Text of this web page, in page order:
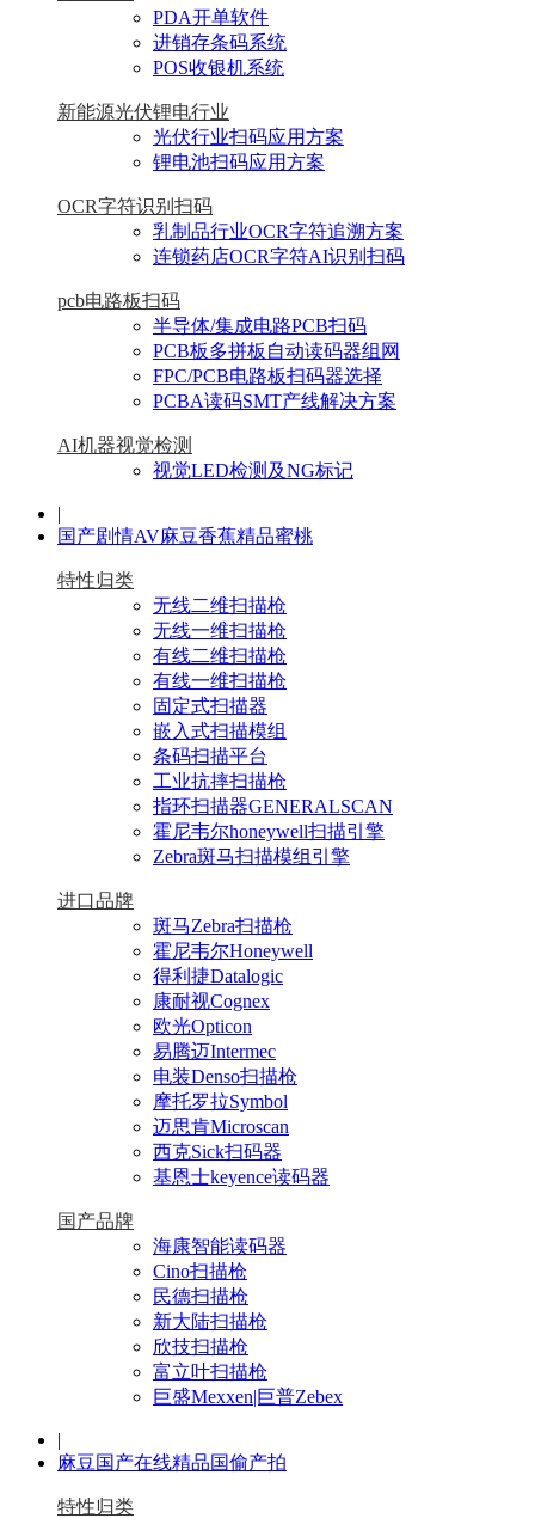
PDA开单软件
进销存条码系统
POS收银机系统
新能源光伏锂电行业
光伏行业扫码应用方案
锂电池扫码应用方案
OCR字符识别扫码
乳制品行业OCR字符追溯方案
连锁药店OCR字符AI识别扫码
pcb电路板扫码
半导体/集成电路PCB扫码
PCB板多拼板自动读码器组网
FPC/PCB电路板扫码器选择
PCBA读码SMT产线解决方案
AI机器视觉检测
视觉LED检测及NG标记
|
国产剧情AV麻豆香蕉精品蜜桃
特性归类
无线二维扫描枪
无线一维扫描枪
有线二维扫描枪
有线一维扫描枪
固定式扫描器
嵌入式扫描模组
条码扫描平台
工业抗摔扫描枪
指环扫描器GENERALSCAN
霍尼韦尔honeywell扫描引擎
Zebra斑马扫描模组引擎
进口品牌
斑马Zebra扫描枪
霍尼韦尔Honeywell
得利捷Datalogic
康耐视Cognex
欧光Opticon
易腾迈Intermec
电装Denso扫描枪
摩托罗拉Symbol
迈思肯Microscan
西克Sick扫码器
基恩士keyence读码器
国产品牌
海康智能读码器
Cino扫描枪
民德扫描枪
新大陆扫描枪
欣技扫描枪
富立叶扫描枪
巨盛Mexxen|巨普Zebex
|
麻豆国产在线精品国偷产拍
特性归类